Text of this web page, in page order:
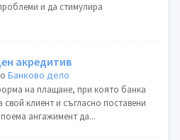
и да стимулира
акредитив
Банково дело
на плащане, при която банка
клиент и съгласно поставени
ангажимент да...